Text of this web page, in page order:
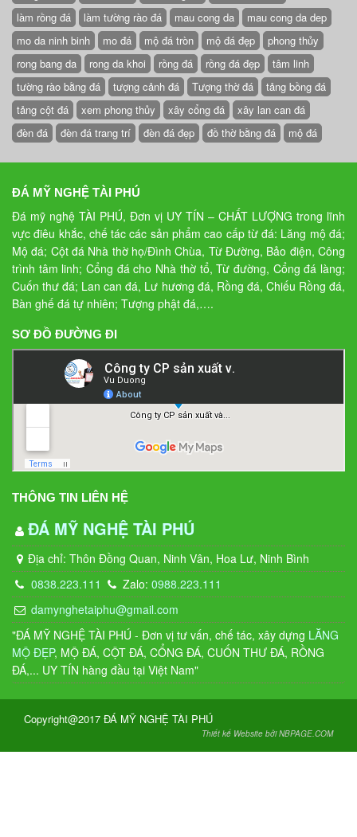
làm rồng đá
làm tường rào đá mau cong da
mau cong da dep
mo da ninh binh
mo đá mộ đá tròn mộ đá đẹp
phong thủy
rong bang da
rong da khoi rồng đá rồng đá đẹp
tâm linh
tường rào bằng đá
tượng cảnh đá Tượng thờ đá
tảng bồng đá
tảng cột đá
xem phong thủy xây cổng đá
xây lan can đá
đèn đá
đèn đá trang trí đèn đá đẹp đồ thờ bằng đá mộ đá
ĐÁ MỸ NGHỆ TÀI PHÚ
Đá mỹ nghệ TÀI PHÚ, Đơn vị UY TÍN – CHẤT LƯỢNG trong lĩnh
vực điêu khắc, chế tác các sản phẩm cao cấp từ đá: Lăng mộ đá;
Mộ đá; Cột đá Nhà thờ họ/Đình Chùa, Từ Đường, Bảo điện, Công
trình tâm linh; Cổng đá cho Nhà thờ tổ, Từ đường, Cổng đá làng;
Cuốn thư đá; Lan can đá, Lư hương đá, Rồng đá, Chiếu Rồng đá,
Bàn ghế đá tự nhiên; Tượng phật đá,….
SƠ ĐỒ ĐƯỜNG ĐI
THÔNG TIN LIÊN HỆ
ĐÁ MỸ NGHỆ TÀI PHÚ
Địa chỉ: Thôn Đồng Quan, Ninh Vân, Hoa Lư, Ninh Bình
0838.223.111
Zalo:0988.223.111
damynghetaiphu@gmail.com
"ĐÁ MỸ NGHỆ TÀI PHÚ - Đơn vị tư vấn, chế tác, xây dựng LĂNG
MỘ ĐẸP, MỘ ĐÁ, CỘT ĐÁ, CỔNG ĐÁ, CUỐN THƯ ĐÁ, RỒNG
ĐÁ,... UY TÍN hàng đầu tại Việt Nam"
Copyright@2017 ĐÁ MỸ NGHỆ TÀI PHÚ
Thiết kế Website bởi NBPAGE.COM